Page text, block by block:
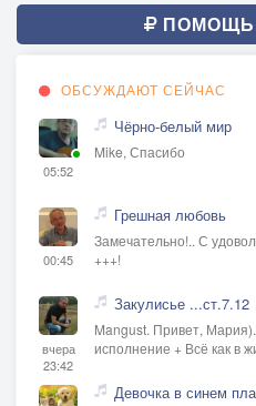
ПОМОЩЬ
ОБСУЖДАЮТ СЕЙЧАС
05:52
Чёрно-белый мир
Mike, Спасибо
00:45
Грешная любовь
Замечательно!.. С
+++!
вчера
23:42
Закулисье ...ст.7.12
Mangust. Привет,
исполнение + Всё как в
Девочка в синем